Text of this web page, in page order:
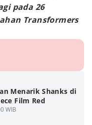
pada 26
Transformers
Menarik Shanks di
Film Red
WIB